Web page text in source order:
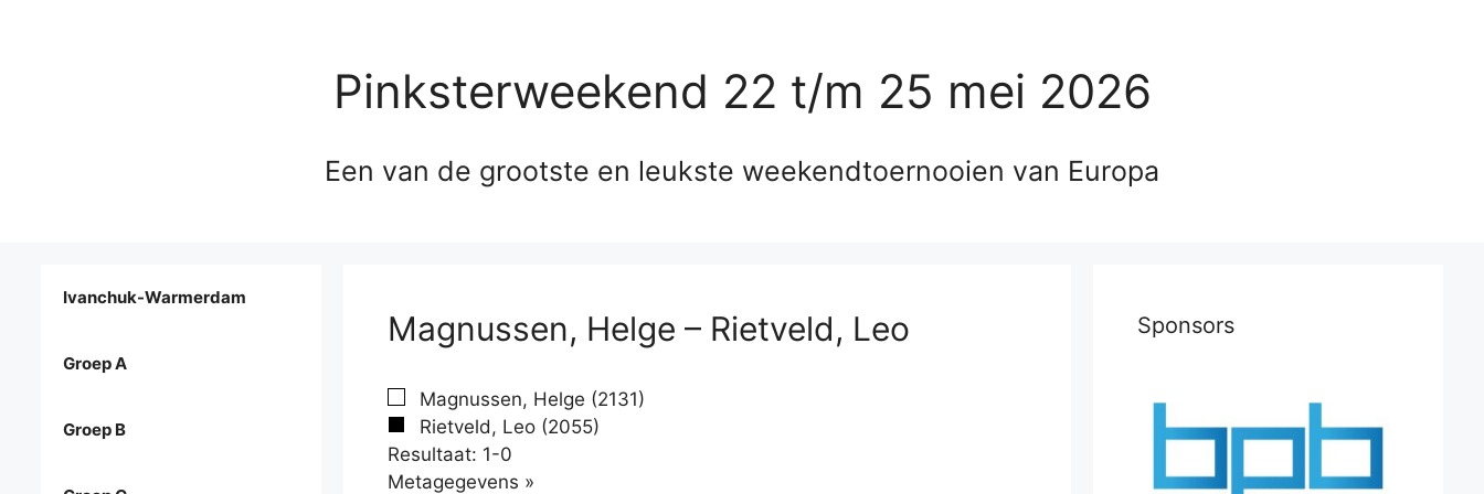
Pinksterweekend 22 t/m 25 mei 2026
Een van de grootste en leukste weekendtoernooien van Europa
Magnussen, Helge – Rietveld, Leo
Magnussen, Helge (2131)
Rietveld, Leo (2055)
Resultaat: 1-0
Metagegevens »
Ivanchuk-Warmerdam
Groep A
Groep B
Sponsors